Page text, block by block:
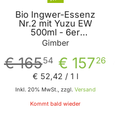
Bio Ingwer-Essenz
Nr.2 mit Yuzu EW
500ml - 6er
Vorteilspack von
Gimber
Gimber
€ 15726
€ 16554
Inkl. 20% MwSt., zzgl. Versand
€ 52,42 / 1 l
Kommt bald wieder